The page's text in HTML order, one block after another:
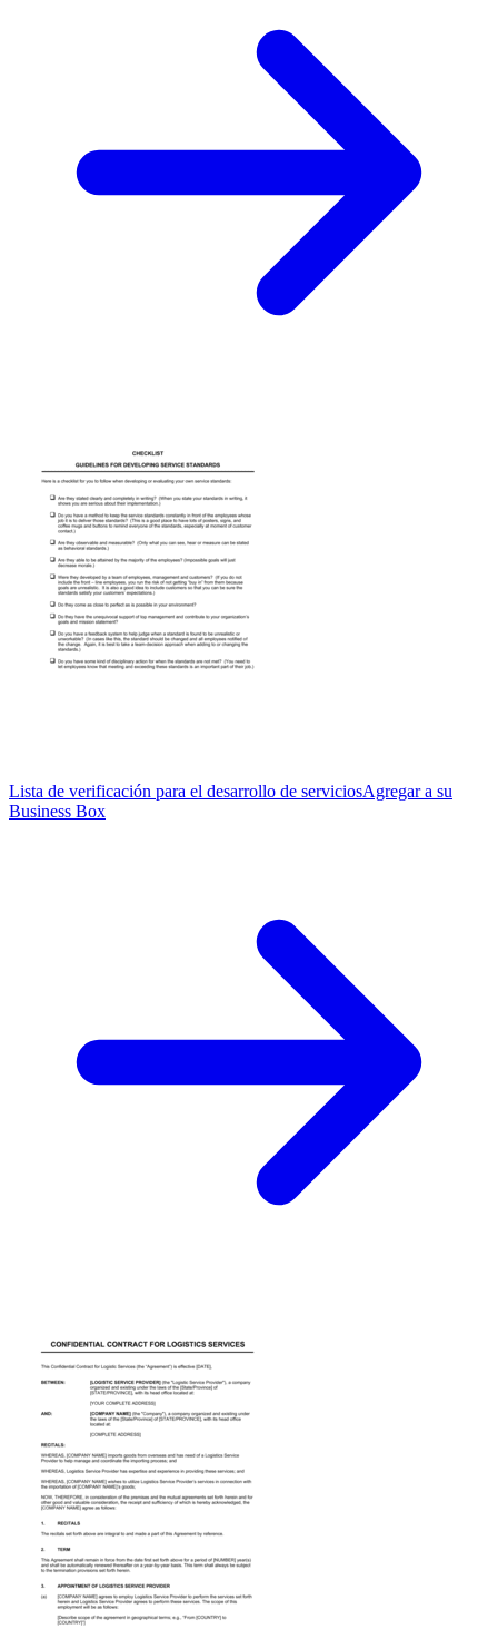
Lista de verificación para el desarrollo de serviciosAgregar a su
Business Box